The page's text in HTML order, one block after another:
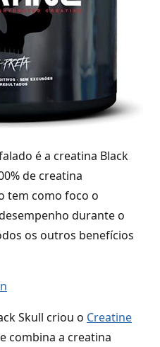
é a creatina Black
de creatina
tem como foco o
durante o
os outros benefícios
Skull criou o Creatine
combina a creatina